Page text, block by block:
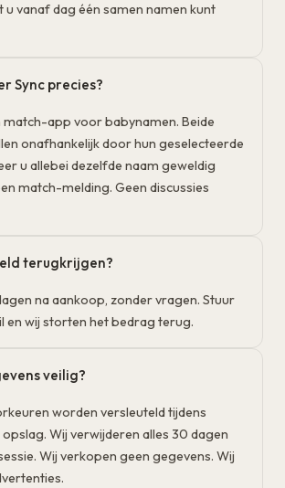
u vanaf dag één samen namen kunt
Sync precies?
match-app voor babynamen. Beide
onafhankelijk door hun geselecteerde
u allebei dezelfde naam geweldig
match-melding. Geen discussies
terugkrijgen?
na aankoop, zonder vragen. Stuur
en wij storten het bedrag terug.
veilig?
worden versleuteld tijdens
Wij verwijderen alles 30 dagen
Wij verkopen geen gegevens. Wij